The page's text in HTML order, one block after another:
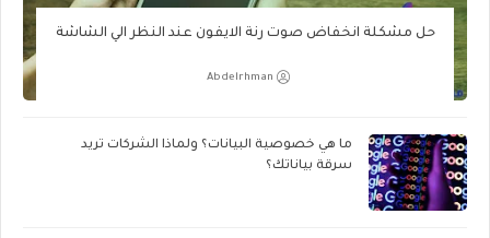
حل مشكلة انخفاض صوت رنة الايفون عند النظر الي الشاشة
Abdelrhman
ما هي خصوصية البيانات؟ ولماذا الشركات تريد
سرقة بياناتك؟